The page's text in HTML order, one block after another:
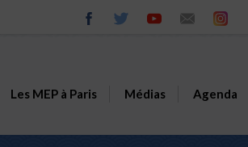
Les MEP à Paris Médias Agenda